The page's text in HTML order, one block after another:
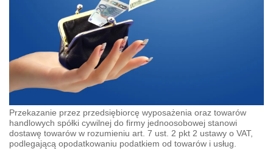
Przekazanie przez przedsiębiorcę wyposażenia oraz towarów
handlowych spółki cywilnej do firmy jednoosobowej stanowi
dostawę towarów w rozumieniu art. 7 ust. 2 pkt 2 ustawy o VAT,
podlegającą opodatkowaniu podatkiem od towarów i usług.